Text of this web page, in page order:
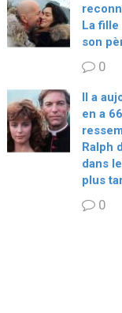
La fille
son
0
ll a
en a
Ralph
dans
plus
0